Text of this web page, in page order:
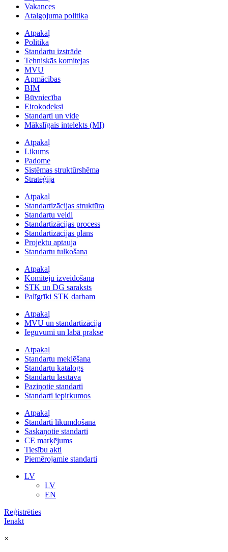
Vakances
Atalgojuma politika
Atpakaļ
Politika
Standartu izstrāde
Tehniskās komitejas
MVU
Apmācības
BIM
Būvniecība
Eirokodeksi
Standarti un vide
Mākslīgais intelekts (MI)
Atpakaļ
Likums
Padome
Sistēmas struktūrshēma
Stratēģija
Atpakaļ
Standartizācijas struktūra
Standartu veidi
Standartizācijas process
Standartizācijas plāns
Projektu aptauja
Standartu tulkošana
Atpakaļ
Komiteju izveidošana
STK un DG saraksts
Palīgrīki STK darbam
Atpakaļ
MVU un standartizācija
Ieguvumi un labā prakse
Atpakaļ
Standartu meklēšana
Standartu katalogs
Standartu lasītava
Paziņotie standarti
Standarti iepirkumos
Atpakaļ
Standarti likumdošanā
Saskaņotie standarti
CE marķējums
Tiesību akti
Piemērojamie standarti
LV
LV
EN
Reģistrēties
Ienākt
×